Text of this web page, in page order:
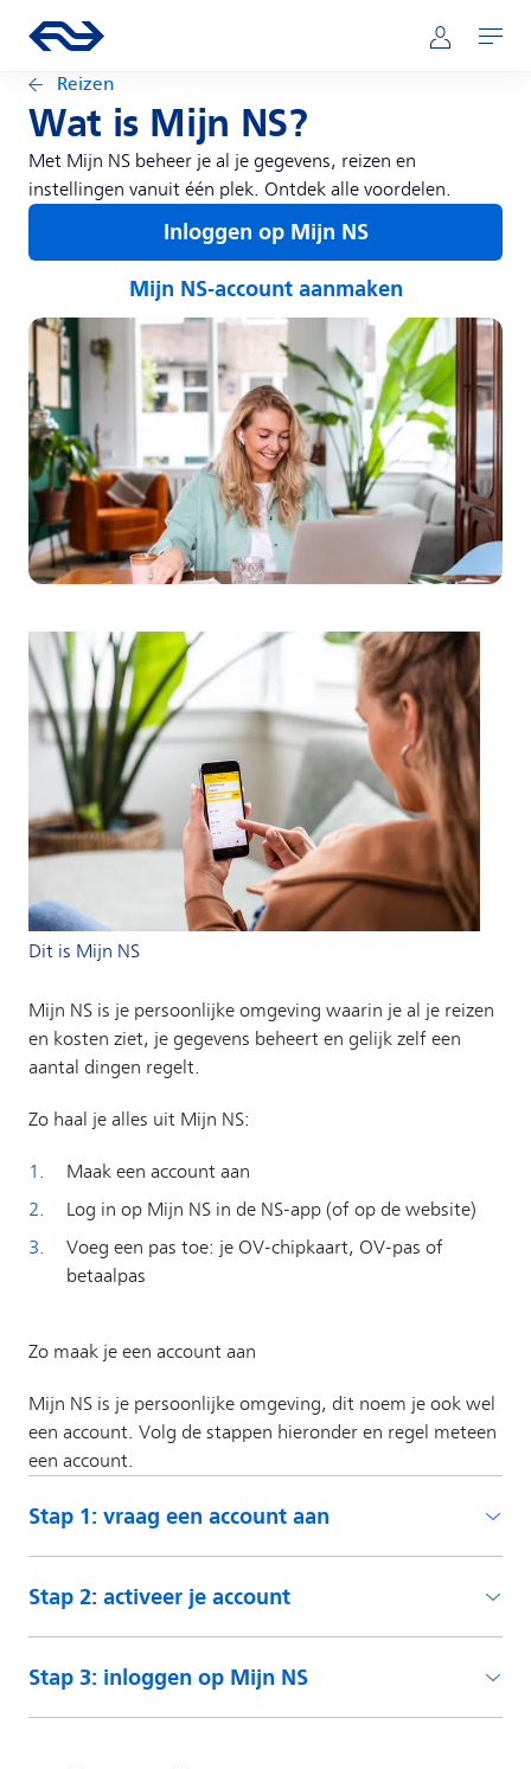
Hoofdnavigatie
Ga naar de homepage van ns.nl Mijn NS
Openen
Reizen
Wat is Mijn NS?
Met Mijn NS beheer je al je gegevens, reizen en
instellingen vanuit één plek. Ontdek alle voordelen.
Inloggen op Mijn NS
Mijn NS-account aanmaken
Dit is Mijn NS
Stap 1: vraag een account aan
Stap 2: activeer je account
Stap 3: inloggen op Mijn NS